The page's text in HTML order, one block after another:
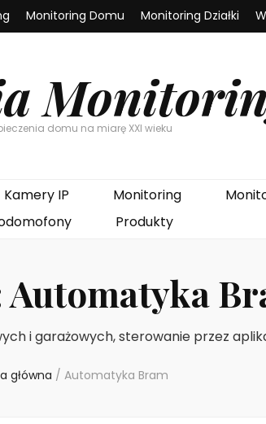
Monitoring Domu Monitoring Działki
domu na miarę XXI wieku
Kamery IP Monitoring
Produkty
Automatyka
i garażowych, sterowanie przez
główna / Automatyka Bram